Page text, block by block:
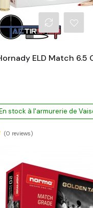
ELD Match 6.5
stock à l'armurerie de
(0 reviews)